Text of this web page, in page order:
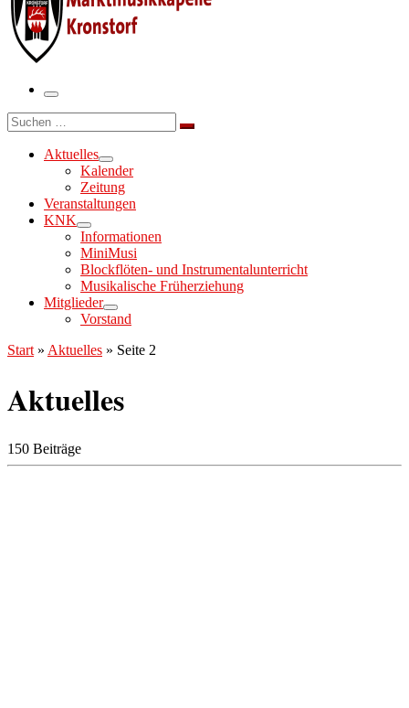
Menü
Suche
Suchen …
Aktuelles
Kalender
Zeitung
Veranstaltungen
KNK
Informationen
MiniMusi
Blockflöten- und Instrumentalunterricht
Musikalische Früherziehung
Mitglieder
Vorstand
Start » Aktuelles » Seite 2
Aktuelles
150 Beiträge